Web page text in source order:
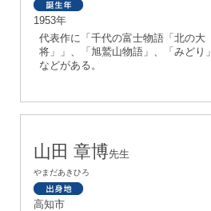
1953年
代表作に「千代の富士物語「北の大
将」」、「旭鷲山物語」、「みどり」
などがある。
山田 章博先生
やまだあきひろ
高知市